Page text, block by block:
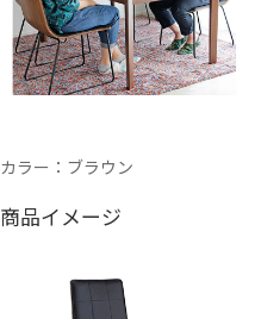
カラー：ブラウン
商品イメージ